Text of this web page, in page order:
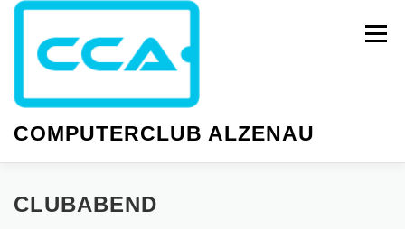
Zum
springen
COMPUTERCLUB ALZENAU
Menü
NEWS PC-KURSE
CLUBABEND